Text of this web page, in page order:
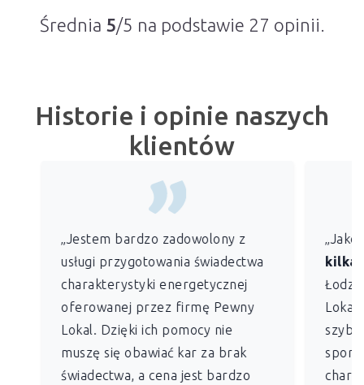
Średnia 5/5 na podstawie 27 opinii.
Historie i opinie naszych
klientów
„Jestem bardzo zadowolony z
usługi przygotowania świadectwa
charakterystyki energetycznej
oferowanej przez firmę Pewny
Lokal. Dzięki ich pomocy nie
muszę się obawiać kar za brak
świadectwa, a cena jest bardzo
„Jako
Łodzi)
Lokal